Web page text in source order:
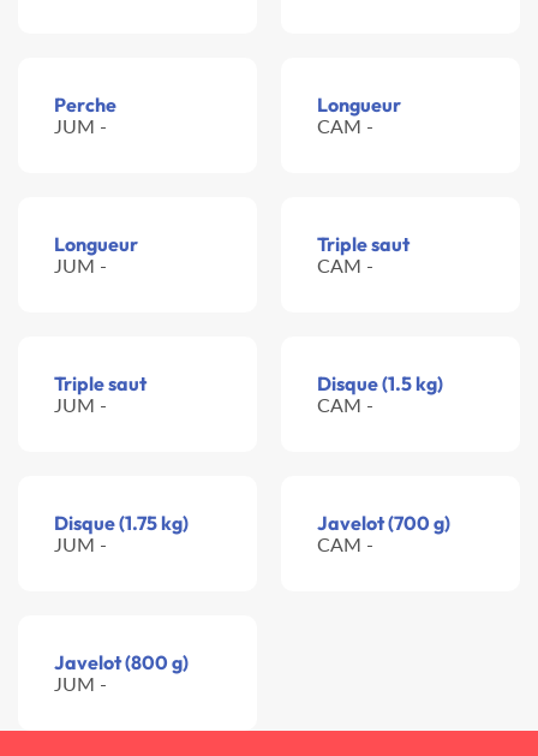
Perche
JUM -
Longueur
CAM -
Longueur
JUM -
Triple saut
CAM -
Triple saut
JUM -
Disque (1.5 kg)
CAM -
Disque (1.75 kg)
JUM -
Javelot (700 g)
CAM -
Javelot (800 g)
JUM -